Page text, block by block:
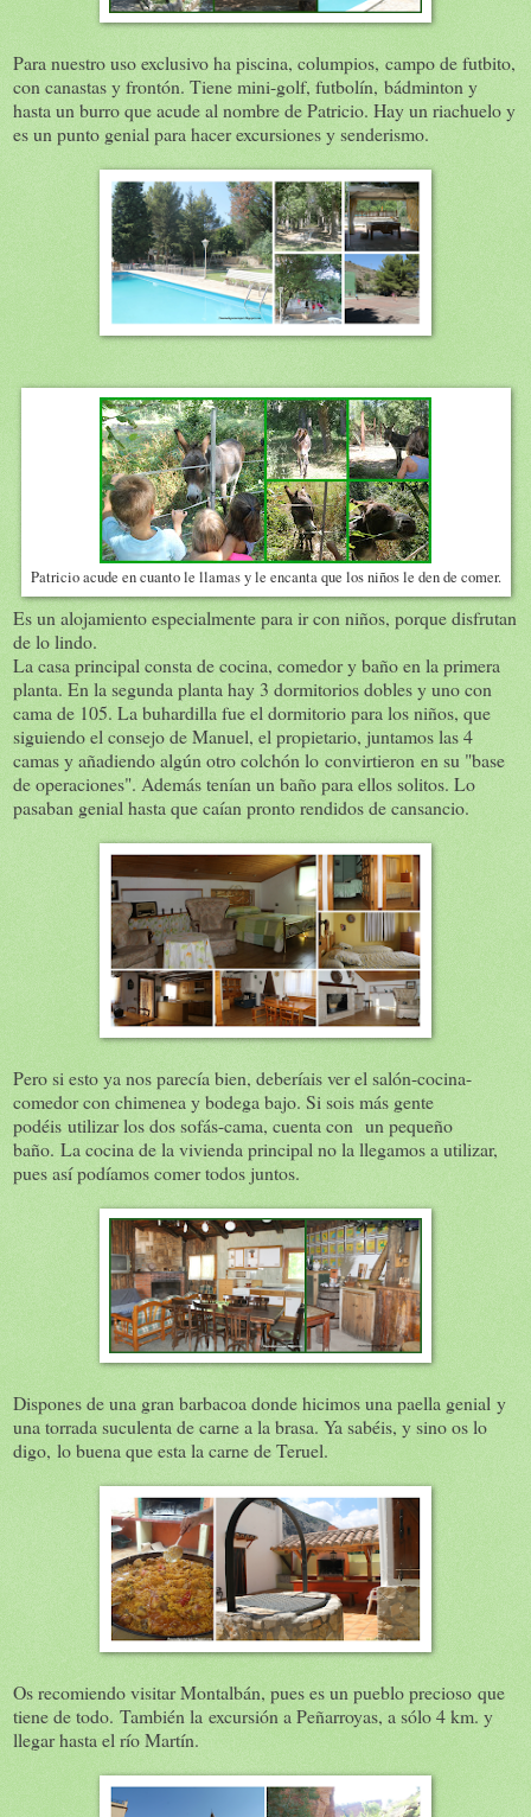
Para nuestro uso exclusivo ha piscina, columpios, campo de futbito,
con canastas y frontón. Tiene mini-golf, futbolín, bádminton y
hasta un burro que acude al nombre de Patricio. Hay un riachuelo y
es un punto genial para hacer excursiones y senderismo.
Patricio acude en cuanto le llamas y le encanta que los niños le den de comer.
Es un alojamiento especialmente para ir con niños, porque disfrutan
de lo lindo.
La casa principal consta de cocina, comedor y baño en la primera
planta. En la segunda planta hay 3 dormitorios dobles y uno con
cama de 105. La buhardilla fue el dormitorio para los niños, que
siguiendo el consejo de Manuel, el propietario, juntamos las 4
camas y añadiendo algún otro colchón lo convirtieron en su "base
de operaciones". Además tenían un baño para ellos solitos. Lo
pasaban genial hasta que caían pronto rendidos de cansancio.
Pero si esto ya nos parecía bien, deberíais ver el salón-cocina-
comedor con chimenea y bodega bajo. Si sois más gente
podéis utilizar los dos sofás-cama, cuenta con un pequeño
baño. La cocina de la vivienda principal no la llegamos a utilizar,
pues así podíamos comer todos juntos.
Dispones de una gran barbacoa donde hicimos una paella genial y
una torrada suculenta de carne a la brasa. Ya sabéis, y sino os lo
digo, lo buena que esta la carne de Teruel.
Os recomiendo visitar Montalbán, pues es un pueblo precioso que
tiene de todo. También la excursión a Peñarroyas, a sólo 4 km. y
llegar hasta el río Martín.